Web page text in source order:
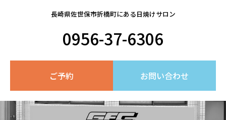
長崎県佐世保市折橋町にある日焼けサロン
0956-37-6306
ご予約 お問い合わせ